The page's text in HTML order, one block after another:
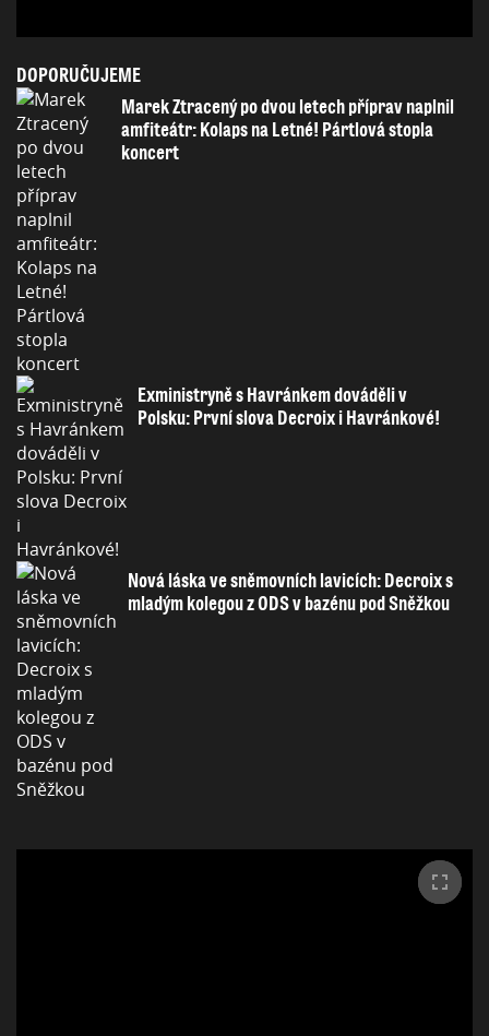
DOPORUČUJEME
Marek Ztracený po dvou letech příprav naplnil
amfiteátr: Kolaps na Letné! Pártlová stopla
koncert
Exministryně s Havránkem dováděli v
Polsku: První slova Decroix i Havránkové!
Nová láska ve sněmovních lavicích: Decroix s
mladým kolegou z ODS v bazénu pod Sněžkou